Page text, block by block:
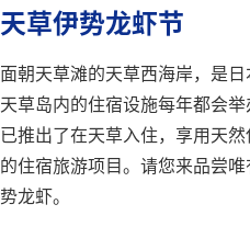
天草伊势龙虾节
面朝天草滩的天草西海岸，是
天草岛内的住宿设施每年都会
已推出了在天草入住，享用天
的住宿旅游项目。请您来品尝
势龙虾。